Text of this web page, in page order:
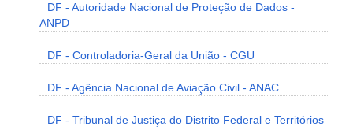
DF - Autoridade Nacional de Proteção de Dados -
ANPD
DF - Controladoria-Geral da União - CGU
DF - Agência Nacional de Aviação Civil - ANAC
DF - Tribunal de Justiça do Distrito Federal e Territórios